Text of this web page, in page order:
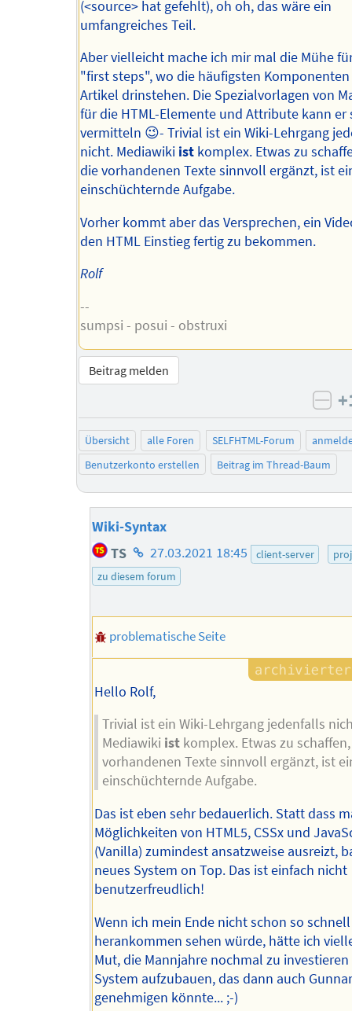
(<source> hat gefehlt), oh oh, das wäre ein
umfangreiches Teil.
Aber vielleicht mache ich mir mal die Mühe
"first steps", wo die häufigsten
Artikel drinstehen. Die Spezialvorlagen von
für die HTML-Elemente und Attribute kann er
vermitteln 😉- Trivial ist ein Wiki-Lehrgang
nicht. Mediawiki ist komplex. Etwas zu
die vorhandenen Texte sinnvoll ergänzt, ist
einschüchternde Aufgabe.
Vorher kommt aber das Versprechen, ein
den HTML Einstieg fertig zu bekommen.
Rolf
--
sumpsi - posui - obstruxi
Beitrag melden
Übersicht alle Foren SELFHTML-Forum
Benutzerkonto erstellen
Beitrag im Thread-Baum
Wiki-Syntax
TS Homepage
des
27.03.2021 18:45 client-server
zu diesem forum
problematische Seite
Hello Rolf,
Trivial ist ein Wiki-Lehrgang jedenfalls
Mediawiki istkomplex. Etwas zu
vorhandenen Texte sinnvoll ergänzt, ist
einschüchternde Aufgabe.
Das ist eben sehr bedauerlich. Statt dass
Möglichkeiten von HTML5, CSSx und
(Vanilla) zumindest ansatzweise ausreizt,
neues System on Top. Das ist einfach nicht
benutzerfreudlich!
Wenn ich mein Ende nicht schon so schnell
herankommen sehen würde, hätte ich
Mut, die Mannjahre nochmal zu
System aufzubauen, das dann auch Gunnar
genehmigen könnte... ;-)